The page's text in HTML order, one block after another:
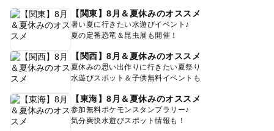
【関東】8月＆夏休みのオススメ
暑い夏に行きたい水遊びイベント♪
夏の定番恐竜＆昆虫展も開催！
【関西】8月＆夏休みのオススメ
夏休みの思い出作りに行きたい夏祭り
水遊びスポット＆子供無料イベントも
【東海】8月＆夏休みのオススメ
参加無料ポケモンスタンプラリー♪
気分爽快水遊びスポット情報も！